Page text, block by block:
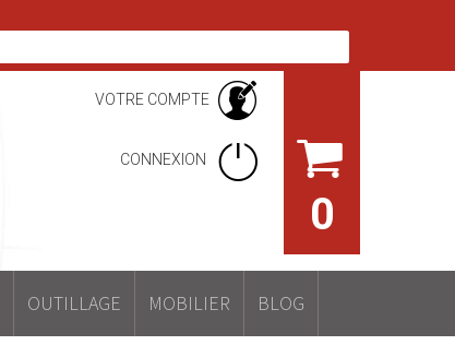
0
VOTRE COMPTE
CONNEXION
OUTILLAGE MOBILIER BLOG